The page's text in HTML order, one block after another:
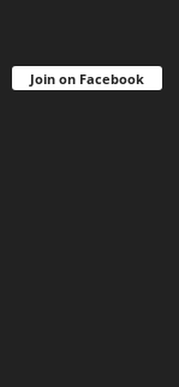
Join on Facebook